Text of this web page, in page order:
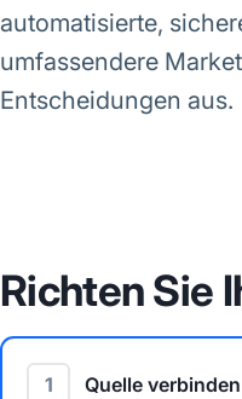
automatisierte,
umfassendere
Entscheidungen aus.
Richten Sie
1 Quelle verbinden